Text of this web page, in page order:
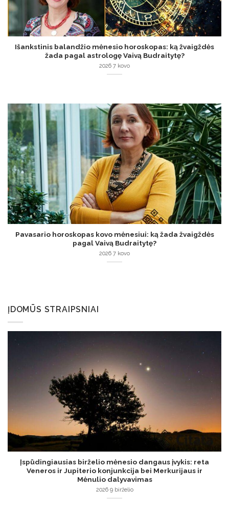
Išankstinis balandžio mėnesio horoskopas: ką žvaigždės
žada pagal astrologę Vaivą Budraitytę?
2026 7 kovo
Pavasario horoskopas kovo mėnesiui: ką žada žvaigždės
pagal Vaivą Budraitytę?
2026 7 kovo
ĮDOMŪS STRAIPSNIAI
Įspūdingiausias birželio mėnesio dangaus įvykis: reta
Veneros ir Jupiterio konjunkcija bei Merkurijaus ir
Mėnulio dalyvavimas
2026 9 birželio